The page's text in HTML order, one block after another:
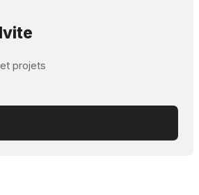
projets